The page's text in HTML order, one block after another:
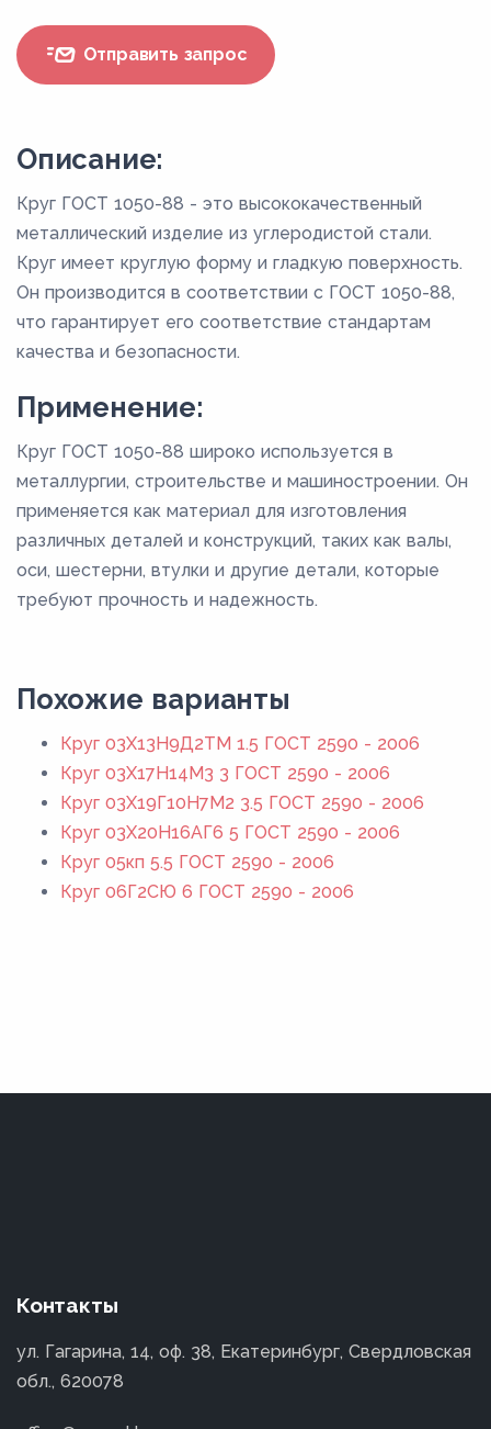
Отправить запрос
Описание:
Круг ГОСТ 1050-88 - это высококачественный
металлический изделие из углеродистой стали.
Круг имеет круглую форму и гладкую поверхность.
Он производится в соответствии с ГОСТ 1050-88,
что гарантирует его соответствие стандартам
качества и безопасности.
Применение:
Круг ГОСТ 1050-88 широко используется в
металлургии, строительстве и машиностроении. Он
применяется как материал для изготовления
различных деталей и конструкций, таких как валы,
оси, шестерни, втулки и другие детали, которые
требуют прочность и надежность.
Похожие варианты
Круг 03Х13Н9Д2ТМ 1.5 ГОСТ 2590 - 2006
Круг 03Х17Н14М3 3 ГОСТ 2590 - 2006
Круг 03Х19Г10Н7М2 3.5 ГОСТ 2590 - 2006
Круг 03Х20Н16АГ6 5 ГОСТ 2590 - 2006
Круг 05кп 5.5 ГОСТ 2590 - 2006
Круг 06Г2СЮ 6 ГОСТ 2590 - 2006
Контакты
ул. Гагарина, 14, оф. 38, Екатеринбург, Свердловская
обл., 620078